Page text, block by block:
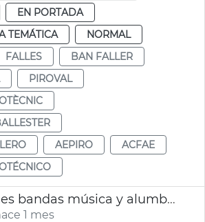
EN PORTADA
TEMÁTICA
NORMAL
FALLES
BAN FALLER
PIROVAL
AEPIRO
ACFAE
Subvenciones bandas música y alumbrado calles Fallas València
1 mes